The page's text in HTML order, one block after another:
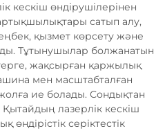
кескіш өндірушілерінен
сатып алу,
қызмет көрсету және
Тұтынушылар болжанатын
жақсырған қаржылық
мен масштабталған
ие болады. Сондықтан
лазерлік кескіш
өндірістік серіктестік